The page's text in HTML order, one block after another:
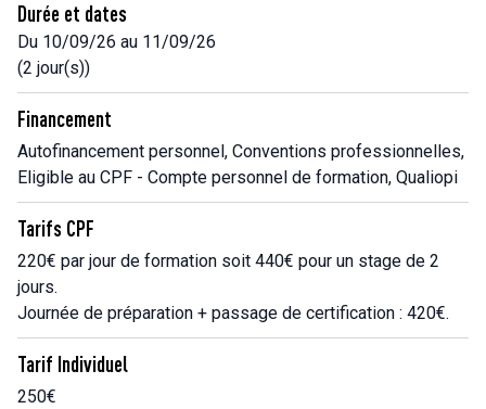
Durée et dates
Du 10/09/26 au 11/09/26
(2 jour(s))
Financement
Autofinancement personnel, Conventions professionnelles,
Eligible au CPF - Compte personnel de formation, Qualiopi
Tarifs CPF
220€ par jour de formation soit 440€ pour un stage de 2
jours.
Journée de préparation + passage de certification : 420€.
Tarif Individuel
250€